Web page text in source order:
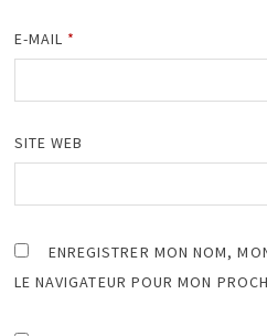
E-MAIL *
SITE WEB
ENREGISTRER MON NOM,
LE NAVIGATEUR POUR MON